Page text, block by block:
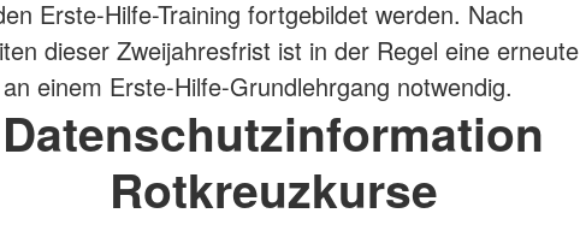
Erste-Hilfe-Training fortgebildet werden. Nach
dieser Zweijahresfrist ist in der Regel eine erneute
einem Erste-Hilfe-Grundlehrgang notwendig.
Datenschutzinformation
Rotkreuzkurse